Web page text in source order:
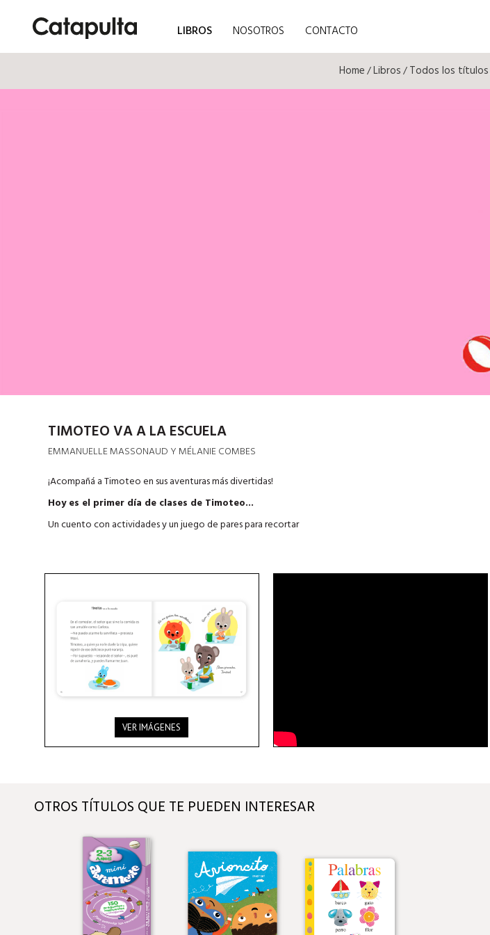
LIBROS NOSOTROS CONTACTO
Home/Libros/Todos los títulos
TIMOTEO VA A LA ESCUELA
EMMANUELLE MASSONAUD Y MÉLANIE COMBES
¡Acompañá a Timoteo en sus aventuras más divertidas!
Hoy es el primer día de clases de Timoteo...
Un cuento con actividades y un juego de pares para recortar
VER IMÁGENES
OTROS TÍTULOS QUE TE PUEDEN INTERESAR